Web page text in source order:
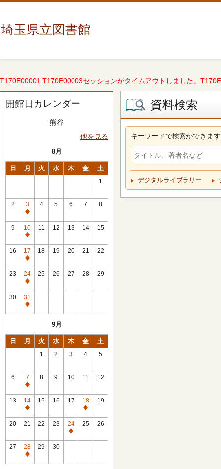
埼玉県立図書館
T170E00001 T170E00003セッションがタイムアウトしました。
開館日カレンダー
熊谷
他を見る
8月
日 月 火 水 木 金 土
1
2
3
休
館
日
4 5 6 7 8
9
10
休
館
日
11 12 13 14 15
16
17
休
館
日
18 19 20 21 22
23
24
休
館
日
25 26 27 28 29
30
31
休
9月
日 月 火 水 木 金 土
1 2 3 4 5
6
7
休
館
日
8 9 10 11 12
13
14
休
館
15 16 17
18
休
館
19
20 21 22 23
24
休
25 26
27
28
休
29 30
資料検索
キーワードで検索ができます
デジタルライブラリー